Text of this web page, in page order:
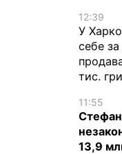
12:39
У
себе
тис.
11:55
13,9